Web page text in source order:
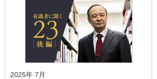
2025年 7月